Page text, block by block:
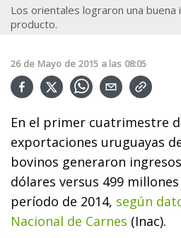
Los orientales lograron una buena
producto.
26 de Mayo de 2015 a las 08:05
En el primer cuatrimestre
exportaciones uruguayas
bovinos generaron
dólares versus 499
período de 2014, según
Nacional de Carnes (Inac).